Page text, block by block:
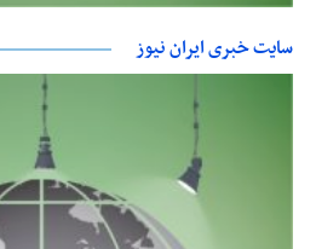
سایت خبری ایران نیوز